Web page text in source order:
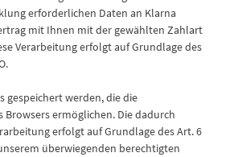
erforderlichen Daten an Klarna
mit Ihnen mit der gewählten Zahlart
Verarbeitung erfolgt auf Grundlage des
gespeichert werden, die die
Browsers ermöglichen. Die dadurch
erfolgt auf Grundlage des Art. 6
überwiegenden berechtigten